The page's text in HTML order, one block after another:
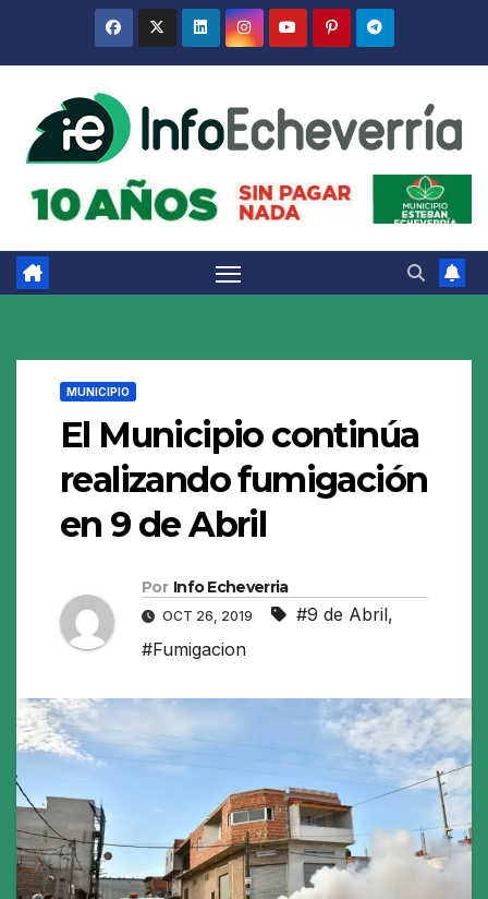
MUNICIPIO
El Municipio continúa
realizando fumigación
en 9 de Abril
Por Info Echeverria
OCT 26, 2019 #9 de Abril,
#Fumigacion